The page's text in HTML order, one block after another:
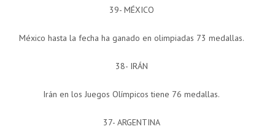
39- MÉXICO
México hasta la fecha ha ganado en olimpiadas 73 medallas.
38- IRÁN
Irán en los Juegos Olímpicos tiene 76 medallas.
37- ARGENTINA